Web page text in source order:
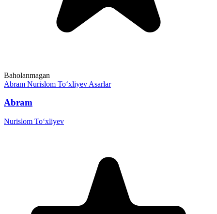
Baholanmagan
Abram Nurislom To‘xliyev Asarlar
Abram
Nurislom To‘xliyev